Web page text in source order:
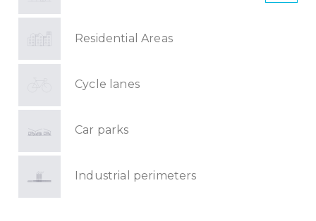
Residential Areas
Cycle lanes
Car parks
Industrial perimeters